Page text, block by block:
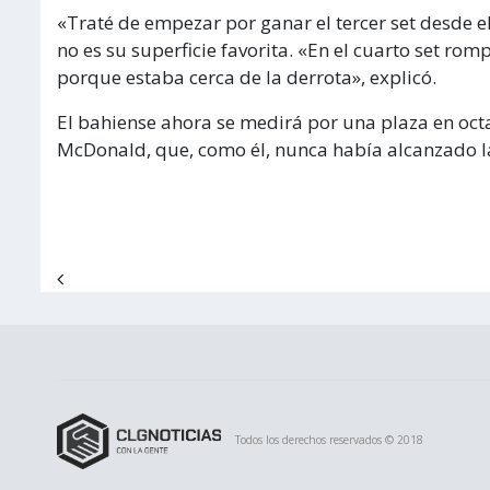
«Traté de empezar por ganar el tercer set
no es su superficie favorita. «En el cuarto set
porque estaba cerca de la derrota», explicó.
El bahiense ahora se medirá por una plaza en
McDonald, que, como él, nunca había
Todos los derechos reservados © 2018